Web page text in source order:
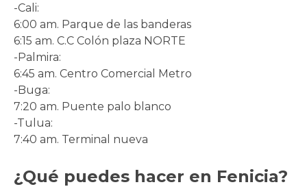
-Cali:
6:00 am. Parque de las banderas
6:15 am. C.C Colón plaza NORTE
-Palmira:
6:45 am. Centro Comercial Metro
-Buga:
7:20 am. Puente palo blanco
-Tulua:
7:40 am. Terminal nueva
¿Qué puedes hacer en Fenicia?